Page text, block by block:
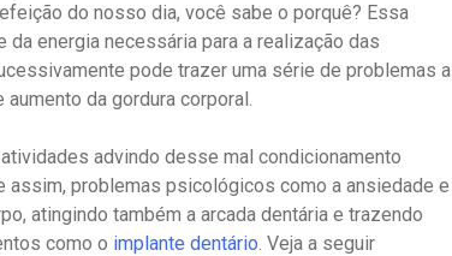
do nosso dia, você sabe o porquê? Essa
energia necessária para a realização das
pode trazer uma série de problemas a
da gordura corporal.
advindo desse mal condicionamento
assim, problemas psicológicos como a ansiedade e
atingindo também a arcada dentária e trazendo
como o implante dentário. Veja a seguir